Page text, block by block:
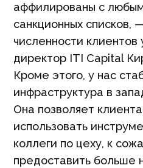
аффилированы с
санкционных списков,
численности
директор ITI Capital
Кроме этого, у нас
инфраструктура в
Она позволяет
использовать
коллеги по цеху, к
предоставить больше